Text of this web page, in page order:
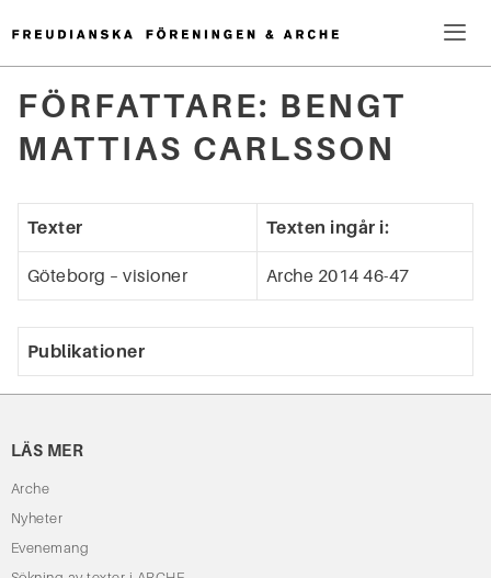
till
innehåll
efter:
FÖRFATTARE: BENGT
MATTIAS CARLSSON
Texter Texten ingår i:
Göteborg – visioner Arche 2014 46-47
Publikationer
LÄS MER
Arche
Nyheter
Evenemang